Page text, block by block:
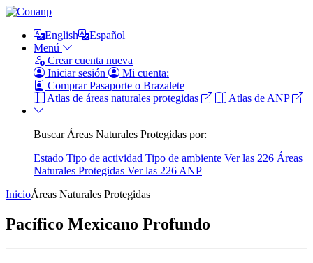
English
Español
Menú
Crear cuenta nueva
Iniciar sesión
Mi cuenta:
Comprar Pasaporte o Brazalete
Atlas de áreas naturales protegidas
Atlas de ANP
Buscar Áreas Naturales Protegidas por:
Estado Tipo de actividad Tipo de ambiente Ver las 226 Áreas
Naturales Protegidas Ver las 226 ANP
InicioÁreas Naturales Protegidas
Pacífico Mexicano Profundo